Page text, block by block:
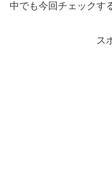
中でも今回チェックす
ス